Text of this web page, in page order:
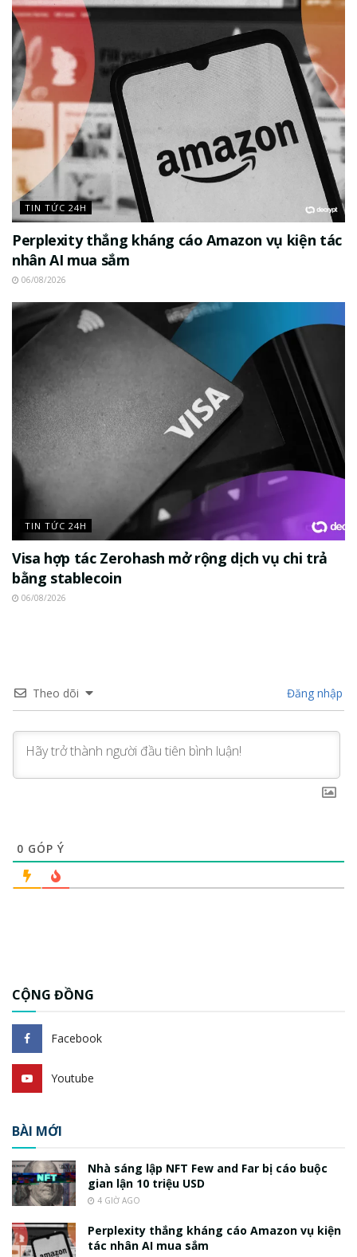
TIN TỨC 24H
Perplexity thắng kháng cáo Amazon vụ kiện tác
nhân AI mua sắm
06/08/2026
TIN TỨC 24H
Visa hợp tác Zerohash mở rộng dịch vụ chi trả
bằng stablecoin
06/08/2026
Theo dõi Đăng nhập
0 GÓP Ý
CỘNG ĐỒNG
Facebook
Youtube
BÀI MỚI
Nhà sáng lập NFT Few and Far bị cáo buộc
gian lận 10 triệu USD
4 GIỜ AGO
Perplexity thắng kháng cáo Amazon vụ kiện
tác nhân AI mua sắm